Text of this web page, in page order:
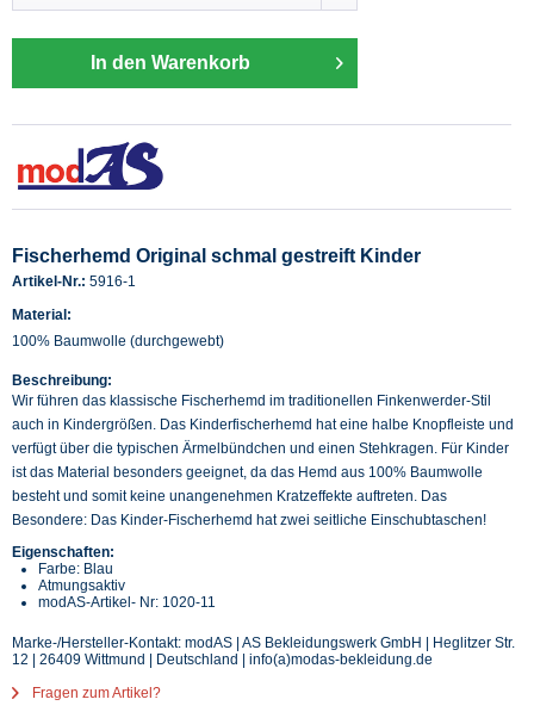
In den Warenkorb
Fischerhemd Original schmal gestreift Kinder
Artikel-Nr.: 5916-1
Material:
100% Baumwolle (durchgewebt)
Beschreibung:
Wir führen das klassische Fischerhemd im traditionellen Finkenwerder-Stil
auch in Kindergrößen. Das Kinderfischerhemd hat eine halbe Knopfleiste und
verfügt über die typischen Ärmelbündchen und einen Stehkragen. Für Kinder
ist das Material besonders geeignet, da das Hemd aus 100% Baumwolle
besteht und somit keine unangenehmen Kratzeffekte auftreten. Das
Besondere: Das Kinder-Fischerhemd hat zwei seitliche Einschubtaschen!
Eigenschaften:
Farbe: Blau
Atmungsaktiv
modAS-Artikel- Nr: 1020-11
Marke-/Hersteller-Kontakt: modAS | AS Bekleidungswerk GmbH | Heglitzer Str.
12 | 26409 Wittmund | Deutschland | info(a)modas-bekleidung.de
Fragen zum Artikel?